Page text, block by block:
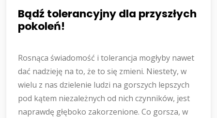
Bądź tolerancyjny dla przyszłych
pokoleń!
Rosnąca świadomość i tolerancja mogłyby nawet
dać nadzieję na to, że to się zmieni. Niestety, w
wielu z nas dzielenie ludzi na gorszych lepszych
pod kątem niezależnych od nich czynników, jest
naprawdę głęboko zakorzenione. Co gorsza, w